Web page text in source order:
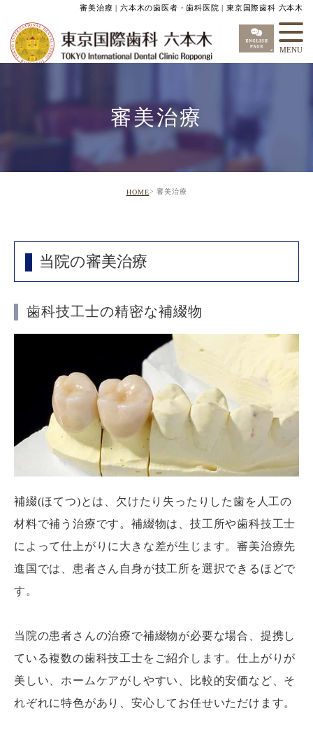
審美治療 | 六本木の歯医者・歯科医院 | 東京国際歯科 六本木
審美治療
HOME 審美治療
当院の審美治療
歯科技工士の精密な補綴物
補綴(ほてつ)とは、欠けたり失ったりした歯を人工の
材料で補う治療です。補綴物は、技工所や歯科技工士
によって仕上がりに大きな差が生じます。審美治療先
進国では、患者さん自身が技工所を選択できるほどで
す。
当院の患者さんの治療で補綴物が必要な場合、提携し
ている複数の歯科技工士をご紹介します。仕上がりが
美しい、ホームケアがしやすい、比較的安価など、そ
れぞれに特色があり、安心してお任せいただけます。